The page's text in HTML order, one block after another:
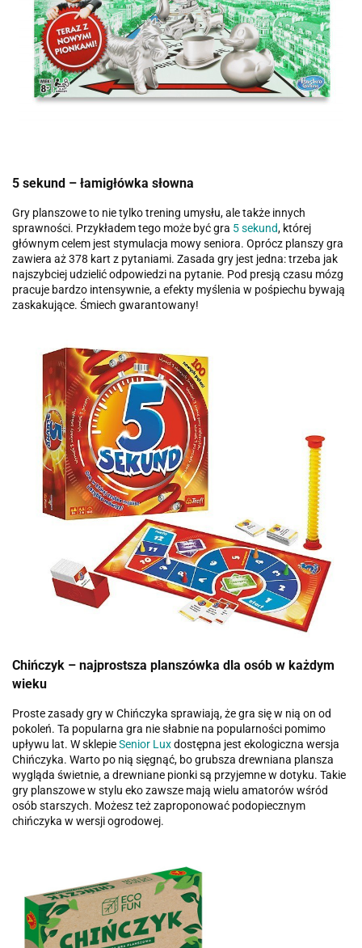
5 sekund – łamigłówka słowna
Gry planszowe to nie tylko trening umysłu, ale także innych
sprawności. Przykładem tego może być gra 5 sekund, której
głównym celem jest stymulacja mowy seniora. Oprócz planszy gra
zawiera aż 378 kart z pytaniami. Zasada gry jest jedna: trzeba jak
najszybciej udzielić odpowiedzi na pytanie. Pod presją czasu mózg
pracuje bardzo intensywnie, a efekty myślenia w pośpiechu bywają
zaskakujące. Śmiech gwarantowany!
Chińczyk – najprostsza planszówka dla osób w każdym
wieku
Proste zasady gry w Chińczyka sprawiają, że gra się w nią on od
pokoleń. Ta popularna gra nie słabnie na popularności pomimo
upływu lat. W sklepieSenior Luxdostępna jest ekologiczna wersja
Chińczyka. Warto po nią sięgnąć, bo grubsza drewniana plansza
wygląda świetnie, a drewniane pionki są przyjemne w dotyku. Takie
gry planszowe w stylu eko zawsze mają wielu amatorów wśród
osób starszych. Możesz też zaproponować podopiecznym
chińczyka w wersji ogrodowej.